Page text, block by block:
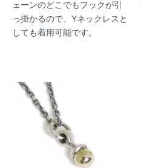
ェーンのどこでもフックが引
っ掛かるので、Yネックレスと
しても着用可能です。